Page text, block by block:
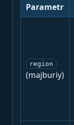
Parametr
region
(majburiy)